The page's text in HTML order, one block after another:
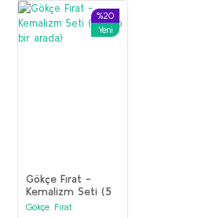
%20
Yeni
Gökçe Fırat -
Kemalizm Seti (5
kitap bir arada)
Gökçe Fırat